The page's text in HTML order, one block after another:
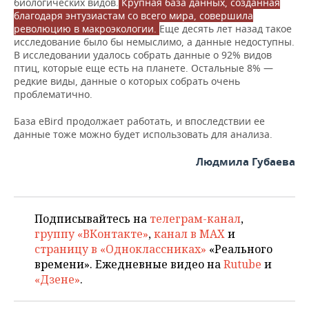
благодаря энтузиастам со всего мира, совершила
революцию в макроэкологии. Еще десять лет назад такое
исследование было бы немыслимо, а данные недоступны.
В исследовании удалось собрать данные о 92% видов
птиц, которые еще есть на планете. Остальные 8% —
редкие виды, данные о которых собрать очень
проблематично.
База eBird продолжает работать, и впоследствии ее
данные тоже можно будет использовать для анализа.
Людмила Губаева
Подписывайтесь на телеграм-канал,
группу «ВКонтакте»,канал в MAXи
страницу в «Одноклассниках» «Реального
времени». Ежедневные видео наRutube и
«Дзене».